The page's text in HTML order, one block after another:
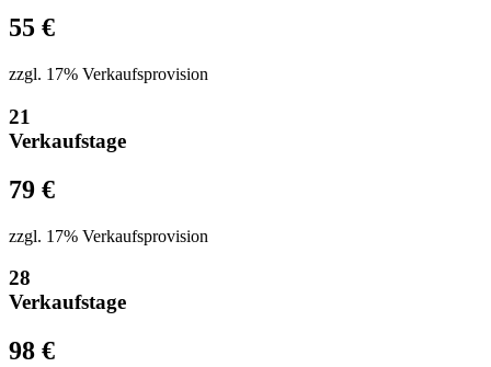
55 €
zzgl. 17% Verkaufsprovision
21
Verkaufstage
79 €
zzgl. 17% Verkaufsprovision
28
Verkaufstage
98 €